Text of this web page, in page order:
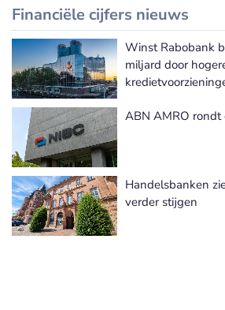
Financiële cijfers nieuws
Meer
Winst Rabobank
miljard door
ABN AMRO rondt
Handelsbanken
verder stijgen